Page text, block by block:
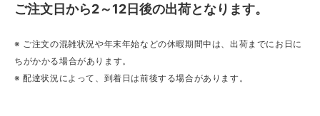
ご注文日から2～12日後の出荷となります。
※ ご注文の混雑状況や年末年始などの休暇期間中は、出荷までにお日に
ちがかかる場合があります。
※ 配達状況によって、到着日は前後する場合があります。